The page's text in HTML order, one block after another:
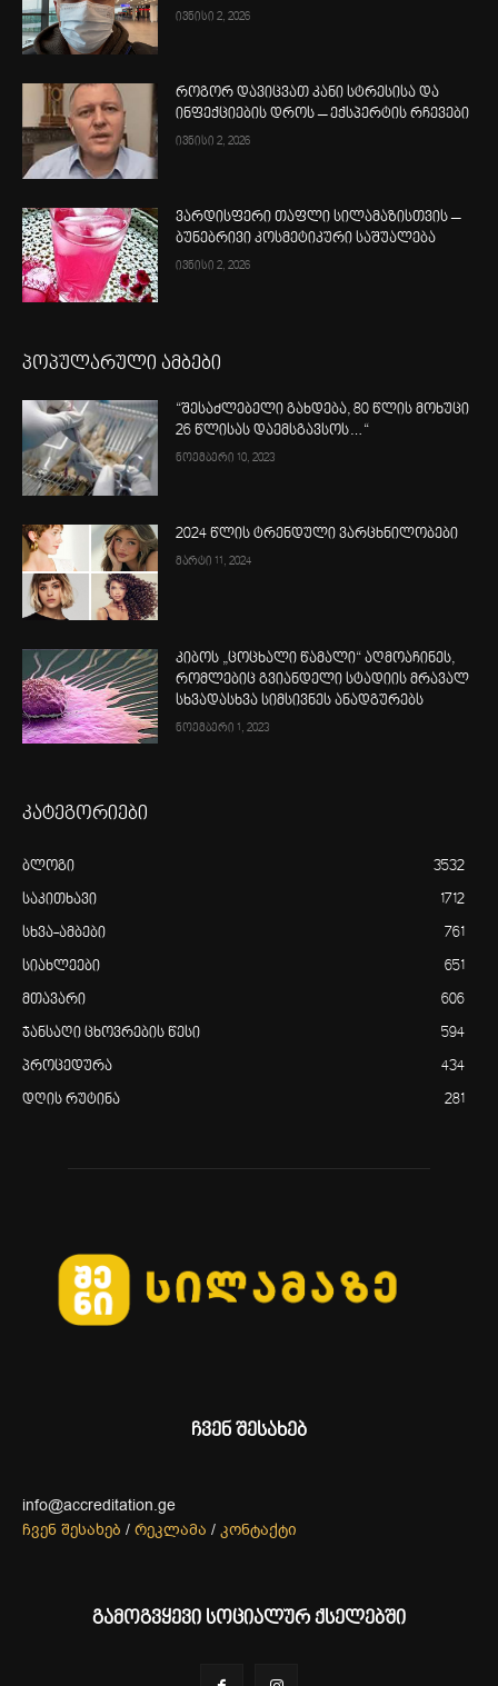
ივნისი 2, 2026
როგორ დავიცვათ კანი სტრესისა და
ინფექციების დროს – ექსპერტის რჩევები
ივნისი 2, 2026
ვარდისფერი თაფლი სილამაზისთვის –
ბუნებრივი კოსმეტიკური საშუალება
ივნისი 2, 2026
პოპულარული ამბები
“შესაძლებელი გახდება, 80 წლის მოხუცი
26 წლისას დაემსგავსოს…“
ნოემბერი 10, 2023
2024 წლის ტრენდული ვარცხნილობები
მარტი 11, 2024
კიბოს „ცოცხალი წამალი“ აღმოაჩინეს,
რომლებიც გვიანდელი სტადიის მრავალ
სხვადასხვა სიმსივნეს ანადგურებს
ნოემბერი 1, 2023
კატეგორიები
ბლოგი 3532
საკითხავი 1712
სხვა-ამბები 761
სიახლეები 651
მთავარი 606
ჯანსაღი ცხოვრების წესი 594
პროცედურა 434
დღის რუტინა 281
ჩვენ შესახებ
info@accreditation.ge
ჩვენ შესახებ / რეკლამა / კონტაქტი
გამოგვყევი სოციალურ ქსელებში